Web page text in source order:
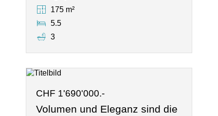
175 m²
5.5
3
CHF 1'690'000.-
Volumen und Eleganz sind die